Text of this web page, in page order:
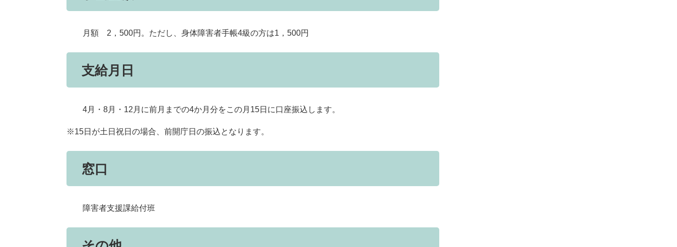
月額 2，500円。ただし、身体障害者手帳4級の方は1，500円
支給月日
4月・8月・12月に前月までの4か月分をこの月15日に口座振込します。
※15日が土日祝日の場合、前開庁日の振込となります。
窓口
障害者支援課給付班